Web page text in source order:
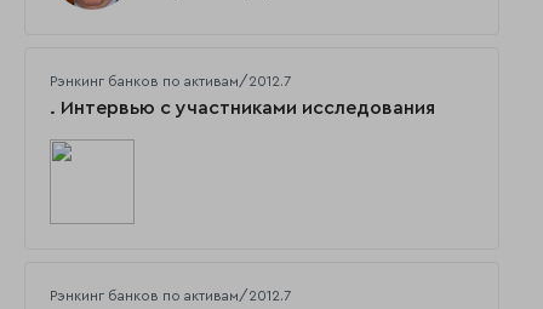
Рэнкинг банков по активам/2012.7
. Интервью с участниками исследования
Рэнкинг банков по активам/2012.7